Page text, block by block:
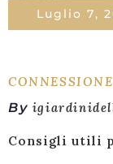
Luglio 7,
By
Consigli utili